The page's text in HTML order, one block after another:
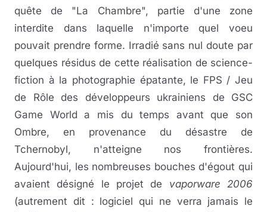
quête de "La Chambre", partie d'une zone
interdite dans laquelle n'importe quel voeu
pouvait prendre forme. Irradié sans nul doute par
quelques résidus de cette réalisation de science-
fiction à la photographie épatante, le FPS / Jeu
de Rôle des développeurs ukrainiens de GSC
Game World a mis du temps avant que son
Ombre, en provenance du désastre de
Tchernobyl, n'atteigne nos frontières.
Aujourd'hui, les nombreuses bouches d'égout qui
avaient désigné le projet de vaporware 2006
(autrement dit : logiciel qui ne verra jamais le